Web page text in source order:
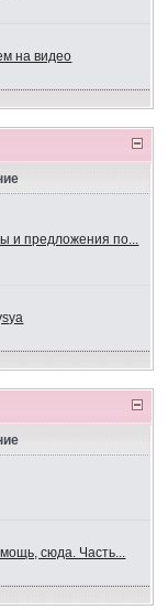
на видео
и предложения по...
сюда. Часть...